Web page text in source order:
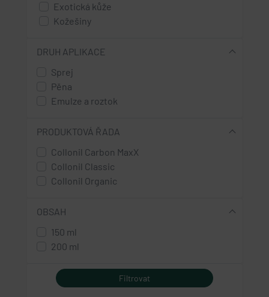
Exotická kůže
Kožešiny
Rouno
DRUH APLIKACE
Sprej
Pěna
Emulze a roztok
PRODUKTOVÁ ŘADA
Collonil Carbon MaxX
Collonil Classic
Collonil Organic
OBSAH
150 ml
200 ml